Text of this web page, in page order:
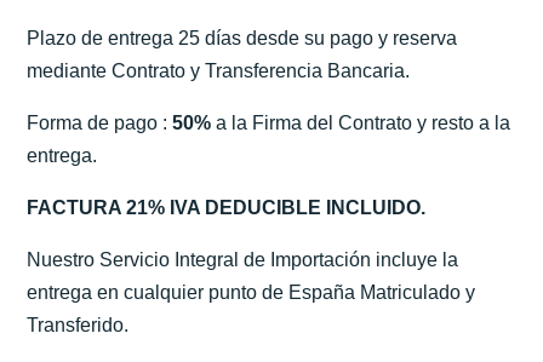
Plazo de entrega 25 días desde su pago y reserva
mediante Contrato y Transferencia Bancaria.
Forma de pago :50% a la Firma del Contrato y resto a la
entrega.
FACTURA 21% IVA DEDUCIBLE INCLUIDO.
Nuestro Servicio Integral de Importación incluye la
entrega en cualquier punto de España Matriculado y
Transferido.